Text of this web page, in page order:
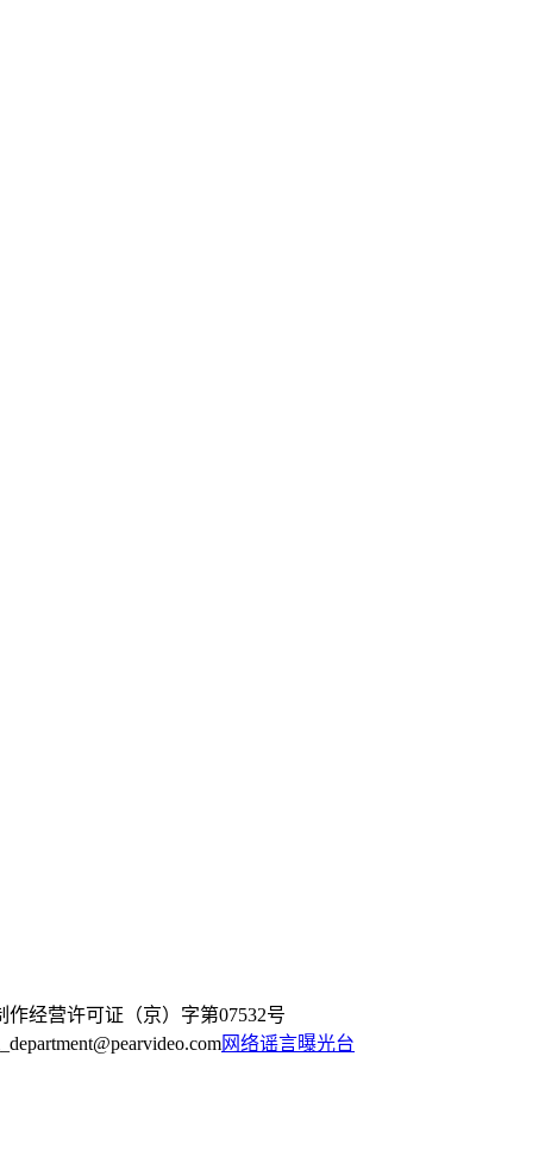
作经营许可证（京）字第07532号
网络谣言曝光台